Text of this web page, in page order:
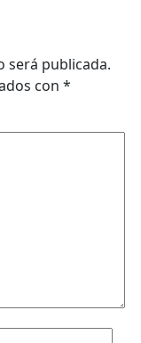
será publicada.
con *